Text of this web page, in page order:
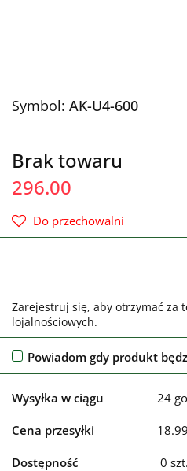
Symbol: AK-U4-600
Brak towaru
296.00
Do przechowalni
Zarejestruj się, aby otrzymać za
lojalnościowych.
Powiadom gdy produkt
Wysyłka w ciągu 24
Cena przesyłki 18.99
Dostępność 0 szt.